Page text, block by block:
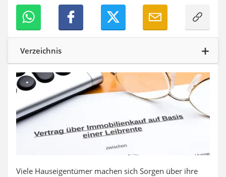
Paketbriefkasten
Fensterkontaktschalter
Hygrometer
LED-Baustrahler
Aluleiter
Tiefengrund
LED-Beamer
Video-Türsprechanlage
Verzeichnis
Viele Hauseigentümer machen sich Sorgen über ihre